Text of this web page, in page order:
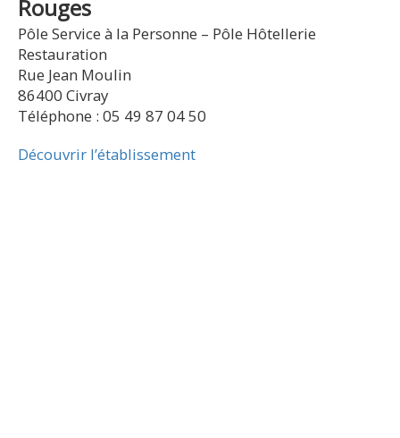
Rouges
Pôle Service à la Personne – Pôle Hôtellerie
Restauration
Rue Jean Moulin
86400 Civray
Téléphone : 05 49 87 04 50
Découvrir l’établissement